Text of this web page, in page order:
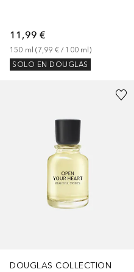
11,99 €
150 ml (7,99 € / 100 ml)
SOLO EN DOUGLAS
DOUGLAS COLLECTION